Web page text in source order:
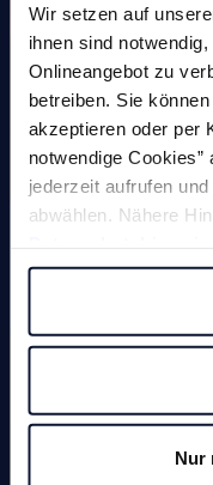
Wir setzen auf
ihnen sind
Onlineangebot zu
betreiben. Sie
akzeptieren oder per
notwendige
jederzeit aufrufen
abwählen. Nähere
Nur
Magnete